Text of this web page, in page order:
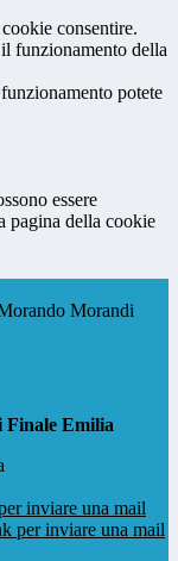
consentire.
funzionamento della
potete
essere
pagina della cookie
Morandi
Finale Emilia
inviare una mail
per inviare una mail